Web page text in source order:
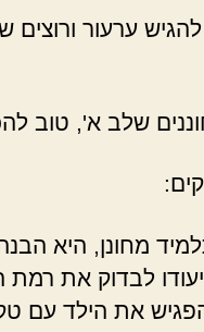
ערעור
שלב א', טוב
מחונן, היא
לבדוק את
את הילד עם